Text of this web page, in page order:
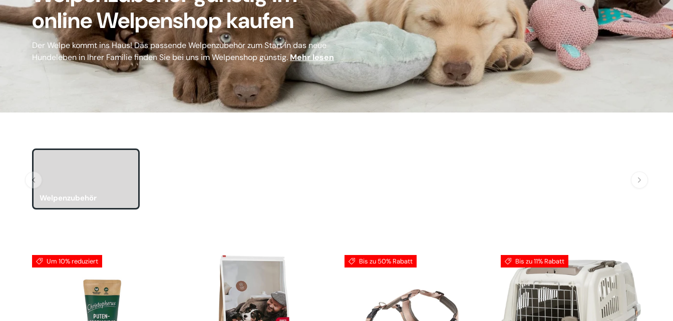
online Welpenshop kaufen
Der Welpe kommt ins Haus! Das passende Welpenzubehör zum Start in das neue
Hundeleben in Ihrer Familie finden Sie bei uns im Welpenshop günstig.Mehr lesen
Welpenzubehör
Um 10% reduziert Bis zu 50% Rabatt Bis zu 11% Rabatt